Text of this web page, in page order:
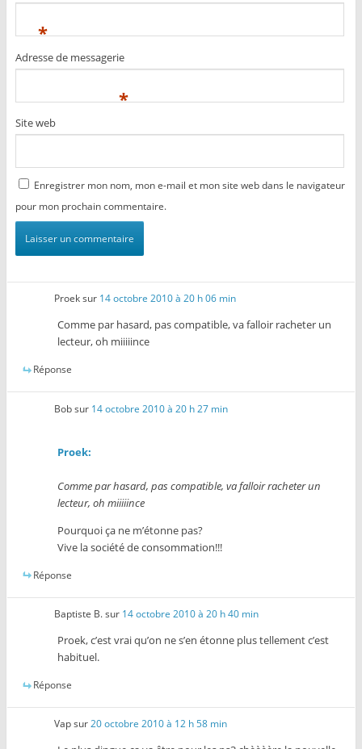
*
Adresse de messagerie
*
Site web
Enregistrer mon nom, mon e-mail et mon site web dans le navigateur
pour mon prochain commentaire.
Proeksur 14 octobre 2010 à 20 h 06 min
Comme par hasard, pas compatible, va falloir racheter un
lecteur, oh miiiiince
Réponse
Bobsur 14 octobre 2010 à 20 h 27 min
Proek:
Comme par hasard, pas compatible, va falloir racheter un
lecteur, oh miiiiince
Pourquoi ça ne m’étonne pas?
Vive la société de consommation!!!
Réponse
Baptiste B.sur 14 octobre 2010 à 20 h 40 min
Proek, c’est vrai qu’on ne s’en étonne plus tellement c’est
habituel.
Réponse
Vapsur20 octobre 2010 à 12 h 58 min